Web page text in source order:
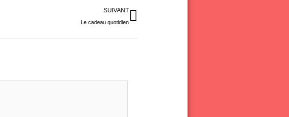
SUIVANT
Le cadeau quotidien
Suivant